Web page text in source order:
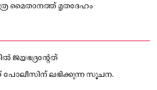
മൈതാനത്ത് മൃതദേഹം
ജയഭദ്രന്റേത്
ലഭിക്കുന്ന സൂചന.